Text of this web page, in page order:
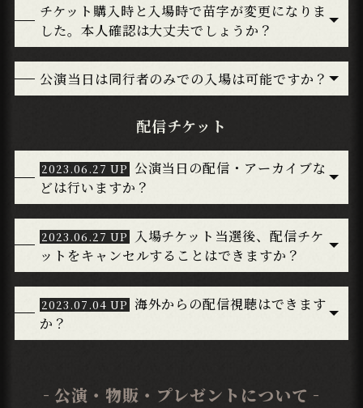
チケット購入時と入場時で苗字が変更になりま
した。本人確認は大丈夫でしょうか？
公演当日は同行者のみでの入場は可能ですか？
配信チケット
公演当日の配信・アーカイブな
どは行いますか？
入場チケット当選後、配信チケ
ットをキャンセルすることはできますか？
海外からの配信視聴はできます
か？
公演・物販・プレゼントについて